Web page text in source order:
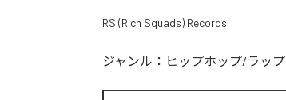
RS (Rich Squads) Records
ジャンル： ヒップホップ/ラップ